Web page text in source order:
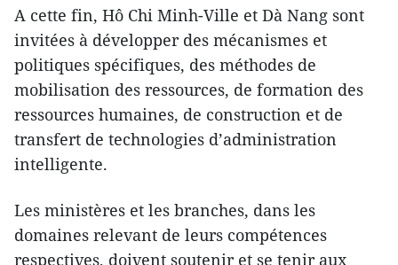
A cette fin, Hô Chi Minh-Ville et Dà Nang sont
invitées à développer des mécanismes et
politiques spécifiques, des méthodes de
mobilisation des ressources, de formation des
ressources humaines, de construction et de
transfert de technologies d’administration
intelligente.
Les ministères et les branches, dans les
domaines relevant de leurs compétences
respectives, doivent soutenir et se tenir aux